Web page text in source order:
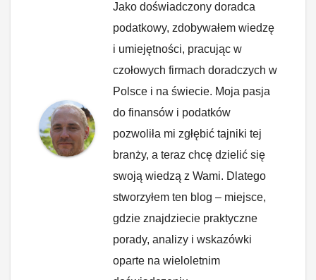
Jako doświadczony doradca
podatkowy, zdobywałem wiedzę
i umiejętności, pracując w
czołowych firmach doradczych w
Polsce i na świecie. Moja pasja
do finansów i podatków
pozwoliła mi zgłębić tajniki tej
branży, a teraz chcę dzielić się
swoją wiedzą z Wami. Dlatego
stworzyłem ten blog – miejsce,
gdzie znajdziecie praktyczne
porady, analizy i wskazówki
oparte na wieloletnim